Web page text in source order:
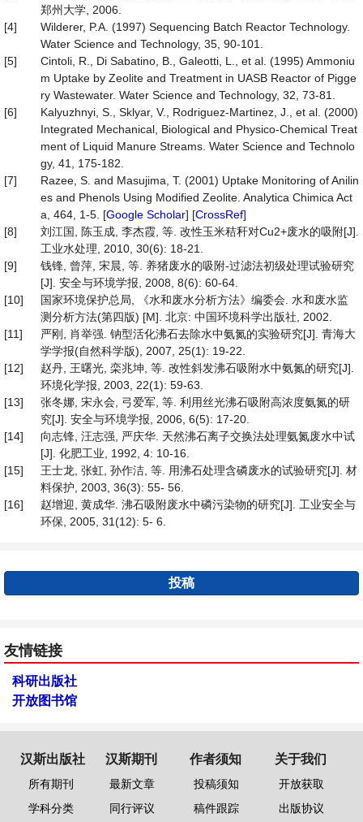
郑州大学, 2006.
[4]
Wilderer, P.A. (1997) Sequencing Batch Reactor Technology.
Water Science and Technology, 35, 90-101.
[5]
Cintoli, R., Di Sabatino, B., Galeotti, L., et al. (1995) Ammoniu
m Uptake by Zeolite and Treatment in UASB Reactor of Pigge
ry Wastewater. Water Science and Technology, 32, 73-81.
[6]
Kalyuzhnyi, S., Sklyar, V., Rodriguez-Martinez, J., et al. (2000)
Integrated Mechanical, Biological and Physico-Chemical Treat
ment of Liquid Manure Streams. Water Science and Technolo
gy, 41, 175-182.
[7]
Razee, S. and Masujima, T. (2001) Uptake Monitoring of Anilin
es and Phenols Using Modified Zeolite. Analytica Chimica Act
a, 464, 1-5. [Google Scholar] [CrossRef]
[8]
刘江国, 陈玉成, 李杰霞, 等. 改性玉米秸秆对Cu2+废水的吸附[J].
工业水处理, 2010, 30(6): 18-21.
[9]
钱锋, 曾萍, 宋晨, 等. 养猪废水的吸附-过滤法初级处理试验研究
[J]. 安全与环境学报, 2008, 8(6): 60-64.
[10]
国家环境保护总局, 《水和废水分析方法》编委会. 水和废水监
测分析方法(第四版) [M]. 北京: 中国环境科学出版社, 2002.
[11]
严刚, 肖举强. 钠型活化沸石去除水中氨氮的实验研究[J]. 青海大
学学报(自然科学版), 2007, 25(1): 19-22.
[12]
赵丹, 王曙光, 栾兆坤, 等. 改性斜发沸石吸附水中氨氮的研究[J].
环境化学报, 2003, 22(1): 59-63.
[13]
张冬娜, 宋永会, 弓爱军, 等. 利用丝光沸石吸附高浓度氨氮的研
究[J]. 安全与环境学报, 2006, 6(5): 17-20.
[14]
向志锋, 汪志强, 严庆华. 天然沸石离子交换法处理氨氮废水中试
[J]. 化肥工业, 1992, 4: 10-16.
[15]
王士龙, 张虹, 孙作洁, 等. 用沸石处理含磷废水的试验研究[J]. 材
料保护, 2003, 36(3): 55- 56.
[16]
赵增迎, 黄成华. 沸石吸附废水中磷污染物的研究[J]. 工业安全与
环保, 2005, 31(12): 5- 6.
投稿
友情链接
科研出版社
开放图书馆
汉斯出版社
所有期刊
学科分类
汉斯期刊
最新文章
同行评议
作者须知
投稿须知
稿件跟踪
关于我们
开放获取
出版协议